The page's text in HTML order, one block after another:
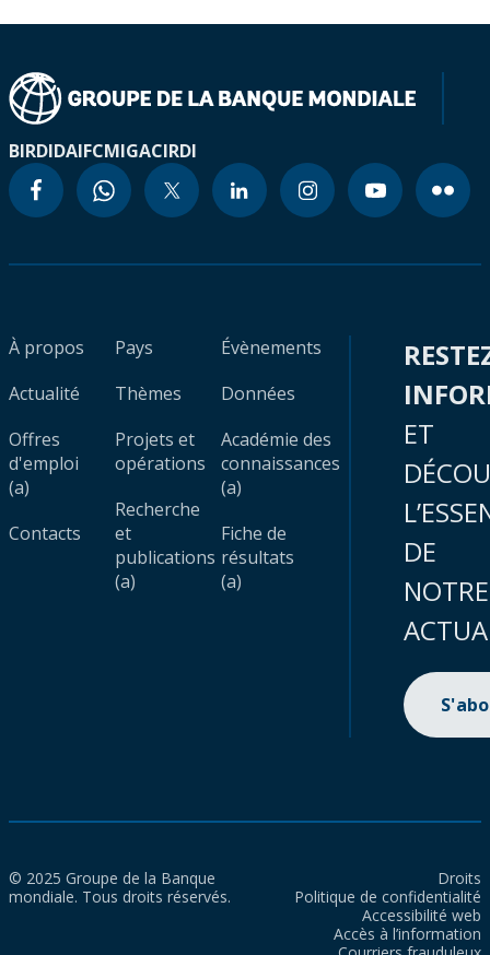
BIRDIDAIFCMIGACIRDI
À propos
Actualité
Offres
d'emploi
(a)
Contacts
Pays
Thèmes
Projets et
opérations
Recherche
et
publications
(a)
Évènements
Données
Académie des
connaissances
(a)
Fiche de
résultats
(a)
ET
DE
NOTRE
© 2025 Groupe de la Banque
mondiale. Tous droits réservés.
Droits
Politique de confidentialité
Accessibilité web
Accès à l’information